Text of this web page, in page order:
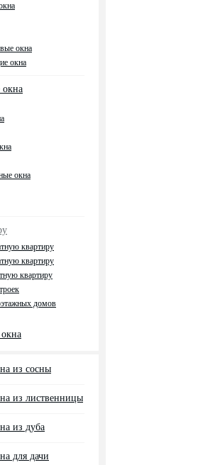
окна
окна
окна
окна
квартиру
квартиру
квартиру
домов
из сосны
из лиственницы
из дуба
для дачи